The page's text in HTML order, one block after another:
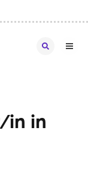
in in